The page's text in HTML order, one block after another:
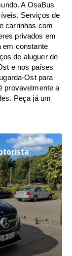
A OsaBus
Serviços de
carrinhas com
privados em
em constante
de aluguer de
e nos países
Ost para
provavelmente a
Peça já um